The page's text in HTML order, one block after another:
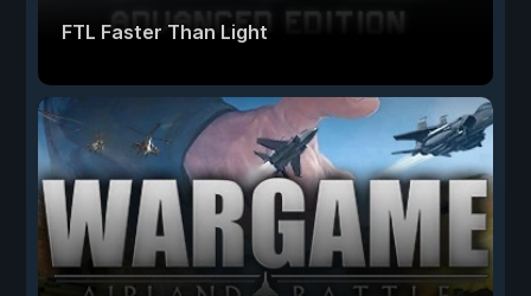
FTL Faster Than Light